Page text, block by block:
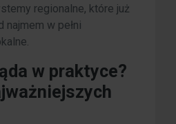
regionalne, które już
najmem w pełni
w praktyce?